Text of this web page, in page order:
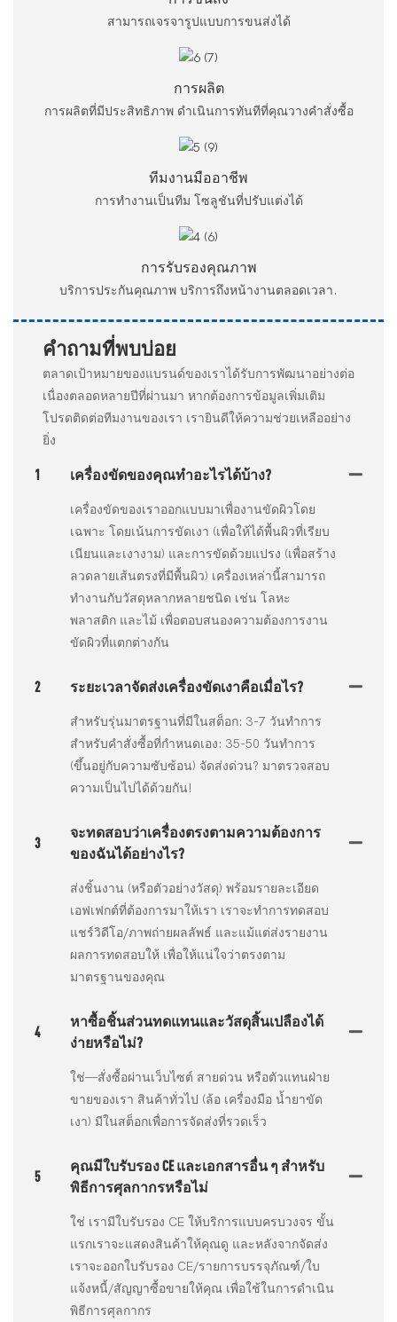
สามารถเจรจารูปแบบการขนส่งได้
การผลิต
การผลิตที่มีประสิทธิภาพ ดำเนินการทันทีที่คุณวางคำสั่งซื้อ
ทีมงานมืออาชีพ
การทำงานเป็นทีม โซลูชันที่ปรับแต่งได้
การรับรองคุณภาพ
บริการประกันคุณภาพ บริการถึงหน้างานตลอดเวลา.
คำถามที่พบบ่อย
ตลาดเป้าหมายของแบรนด์ของเราได้รับการพัฒนาอย่างต่อ
เนื่องตลอดหลายปีที่ผ่านมา หากต้องการข้อมูลเพิ่มเติม
โปรดติดต่อทีมงานของเรา เรายินดีให้ความช่วยเหลืออย่าง
ยิ่ง
1 เครื่องขัดของคุณทำอะไรได้บ้าง?
เครื่องขัดของเราออกแบบมาเพื่องานขัดผิวโดย
เฉพาะ โดยเน้นการขัดเงา (เพื่อให้ได้พื้นผิวที่เรียบ
เนียนและเงางาม) และการขัดด้วยแปรง (เพื่อสร้าง
ลวดลายเส้นตรงที่มีพื้นผิว) เครื่องเหล่านี้สามารถ
ทำงานกับวัสดุหลากหลายชนิด เช่น โลหะ
พลาสติก และไม้ เพื่อตอบสนองความต้องการงาน
ขัดผิวที่แตกต่างกัน
2 ระยะเวลาจัดส่งเครื่องขัดเงาคือเมื่อไร?
สำหรับรุ่นมาตรฐานที่มีในสต็อก: 3-7 วันทำการ
สำหรับคำสั่งซื้อที่กำหนดเอง: 35-50 วันทำการ
(ขึ้นอยู่กับความซับซ้อน) จัดส่งด่วน? มาตรวจสอบ
ความเป็นไปได้ด้วยกัน!
3
จะทดสอบว่าเครื่องตรงตามความต้องการ
ของฉันได้อย่างไร?
ส่งชิ้นงาน (หรือตัวอย่างวัสดุ) พร้อมรายละเอียด
เอฟเฟกต์ที่ต้องการมาให้เรา เราจะทำการทดสอบ
แชร์วิดีโอ/ภาพถ่ายผลลัพธ์ และแม้แต่ส่งรายงาน
ผลการทดสอบให้ เพื่อให้แน่ใจว่าตรงตาม
มาตรฐานของคุณ
4
หาซื้อชิ้นส่วนทดแทนและวัสดุสิ้นเปลืองได้
ง่ายหรือไม่?
ใช่—สั่งซื้อผ่านเว็บไซต์ สายด่วน หรือตัวแทนฝ่าย
ขายของเรา สินค้าทั่วไป (ล้อ เครื่องมือ น้ำยาขัด
เงา) มีในสต็อกเพื่อการจัดส่งที่รวดเร็ว
5
คุณมีใบรับรอง CE และเอกสารอื่น ๆ สำหรับ
พิธีการศุลกากรหรือไม่
ใช่ เรามีใบรับรอง CE ให้บริการแบบครบวงจร ขั้น
แรกเราจะแสดงสินค้าให้คุณดู และหลังจากจัดส่ง
เราจะออกใบรับรอง CE/รายการบรรจุภัณฑ์/ใบ
แจ้งหนี้/สัญญาซื้อขายให้คุณ เพื่อใช้ในการดำเนิน
พิธีการศุลกากร